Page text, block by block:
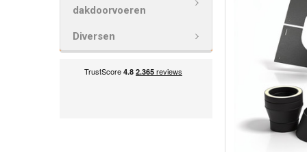
dakdoorvoeren
Diversen
VOEG
TOE AAN